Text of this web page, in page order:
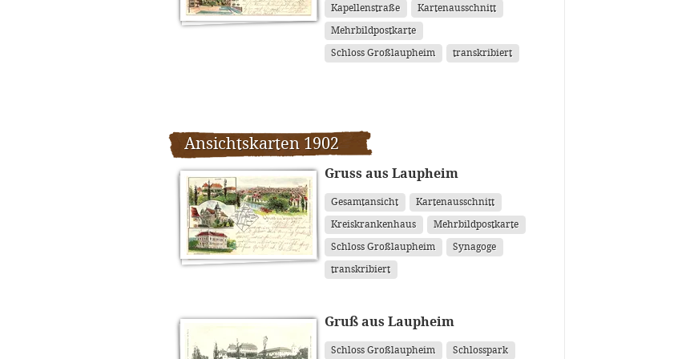
Kapellenstraße Kartenausschnitt
Mehrbildpostkarte
Schloss Großlaupheim transkribiert
Ansichtskarten 1902
Gruss aus Laupheim
Gesamtansicht Kartenausschnitt
Kreiskrankenhaus Mehrbildpostkarte
Schloss Großlaupheim Synagoge
transkribiert
Gruß aus Laupheim
Schloss Großlaupheim Schlosspark